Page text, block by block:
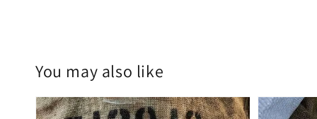
You may also like